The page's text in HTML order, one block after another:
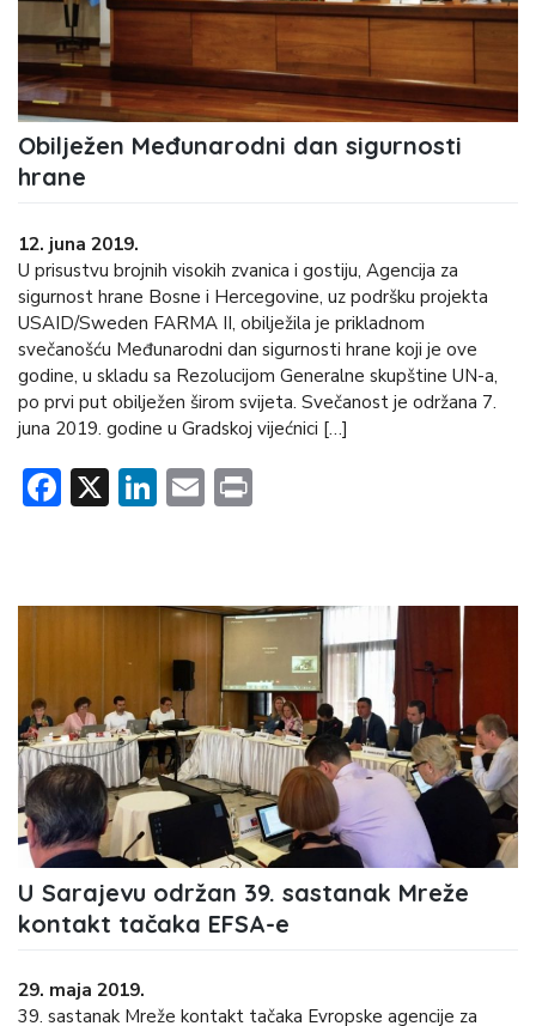
Obilježen Međunarodni dan sigurnosti
hrane
12. juna 2019.
U prisustvu brojnih visokih zvanica i gostiju, Agencija za
sigurnost hrane Bosne i Hercegovine, uz podršku projekta
USAID/Sweden FARMA II, obilježila je prikladnom
svečanošću Međunarodni dan sigurnosti hrane koji je ove
godine, u skladu sa Rezolucijom Generalne skupštine UN-a,
po prvi put obilježen širom svijeta. Svečanost je održana 7.
juna 2019. godine u Gradskoj vijećnici […]
Facebook
X LinkedIn
Email
U Sarajevu održan 39. sastanak Mreže
kontakt tačaka EFSA-e
29. maja 2019.
39. sastanak Mreže kontakt tačaka Evropske agencije za